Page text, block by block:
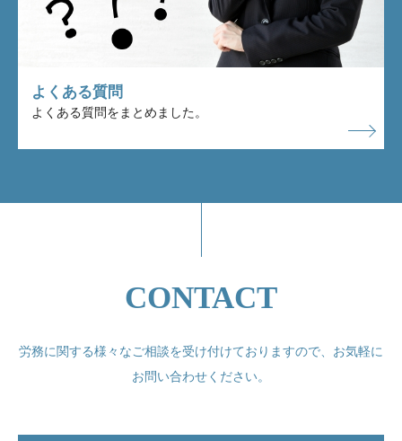
よくある質問
よくある質問をまとめました。
CONTACT
労務に関する様々なご相談を受け付けておりますので、 お気軽に
お問い合わせください。